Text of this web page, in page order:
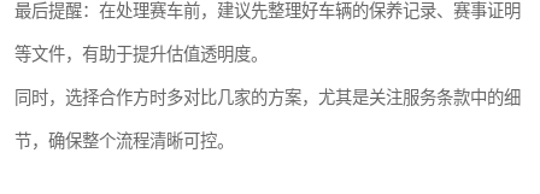
最后提醒：在处理赛车前，建议先整理好车辆的保养记录、赛事证明
等文件，有助于提升估值透明度。
同时，选择合作方时多对比几家的方案，尤其是关注服务条款中的细
节，确保整个流程清晰可控。